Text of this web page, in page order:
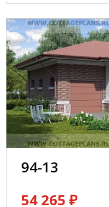
94-13
54 265 ₽